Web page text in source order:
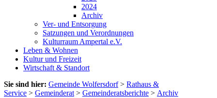
2024
Archiv
Ver- und Entsorgung
Satzungen und Verordnungen
Kulturraum Ampertal e.V.
Leben & Wohnen
Kultur und Freizeit
Wirtschaft & Standort
Sie sind hier: Gemeinde Wolfersdorf> Rathaus &
Service > Gemeinderat > Gemeinderatsberichte > Archiv